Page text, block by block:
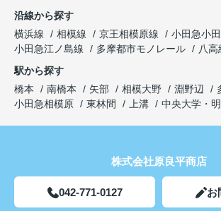
沿線から探す
横浜線
相模線 京王相模原線
小田急小
小田急江ノ島線
多摩都市モノレール
八高
駅から探す
橋本
南橋本 矢部 相模大野 淵野辺
小田急相模原
東林間 上溝 中央大学・
株式会社原良平商店
042-771-0127 お